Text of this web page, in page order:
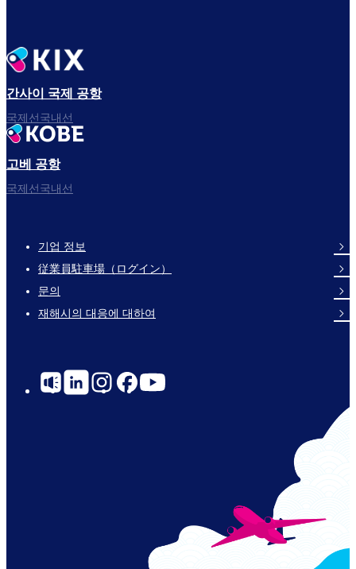
간사이 국제 공항
국제선국내선
고베 공항
국제선국내선
Footer
Links
기업 정보
従業員駐車場（ログイン）
문의
재해시의 대응에 대하여
Social